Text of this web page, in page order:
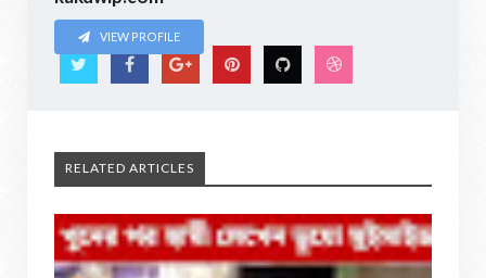
VIEW PROFILE
RELATED ARTICLES